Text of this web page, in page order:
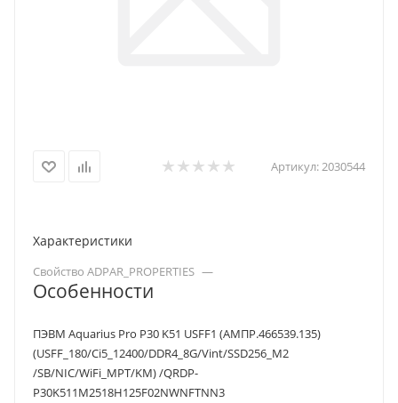
Артикул:2030544
Характеристики
Свойство ADPAR_PROPERTIES —
Особенности
ПЭВМ Aquarius Pro P30 K51 USFF1 (АМПР.466539.135)
(USFF_180/Ci5_12400/DDR4_8G/Vint/SSD256_M2
/SB/NIC/WiFi_MPT/KM) /QRDP-
P30K511M2518H125F02NWNFTNN3